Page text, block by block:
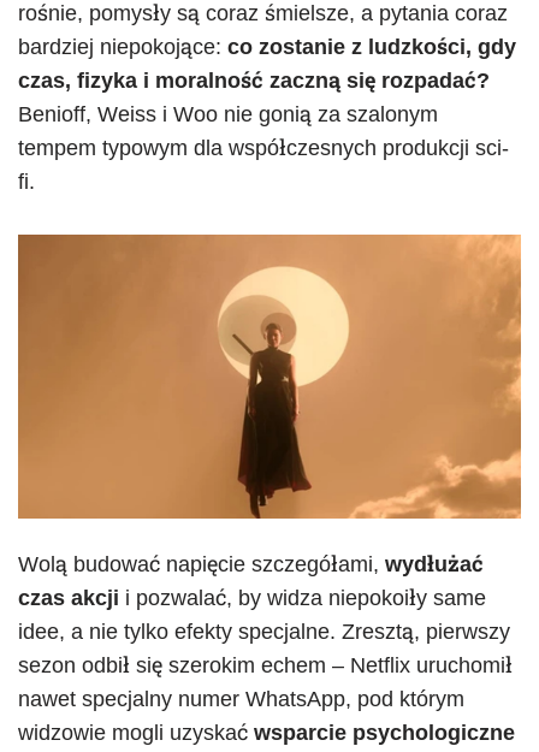
rośnie, pomysły są coraz śmielsze, a pytania coraz
bardziej niepokojące: co zostanie z ludzkości, gdy
czas, fizyka i moralność zaczną się rozpadać?
Benioff, Weiss i Woo nie gonią za szalonym
tempem typowym dla współczesnych produkcji sci-
fi.
Wolą budować napięcie szczegółami, wydłużać
czas akcji i pozwalać, by widza niepokoiły same
idee, a nie tylko efekty specjalne. Zresztą, pierwszy
sezon odbił się szerokim echem – Netflix uruchomił
nawet specjalny numer WhatsApp, pod którym
widzowie mogli uzyskać wsparcie psychologiczne